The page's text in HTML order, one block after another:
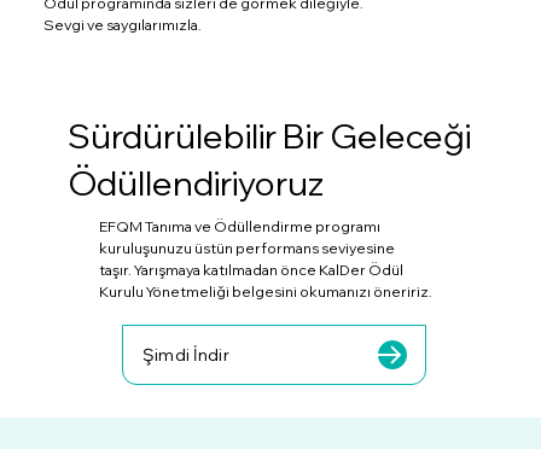
Sevgi ve saygılarımızla.
Sürdürülebilir Bir Geleceği
Ödüllendiriyoruz
EFQM Tanıma ve Ödüllendirme programı
kuruluşunuzu üstün performans seviyesine
taşır.Yarışmaya katılmadan önce KalDer Ödül
Kurulu Yönetmeliği belgesini okumanızı öneririz.
Şimdi İndir